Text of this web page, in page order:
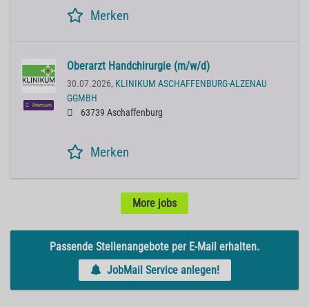
Merken
Premium
Oberarzt Handchirurgie (m/w/d)
30.07.2026, KLINIKUM ASCHAFFENBURG-ALZENAU
GGMBH
63739 Aschaffenburg
Merken
More jobs
Passende Stellenangebote per E-Mail erhalten.
JobMail Service anlegen!